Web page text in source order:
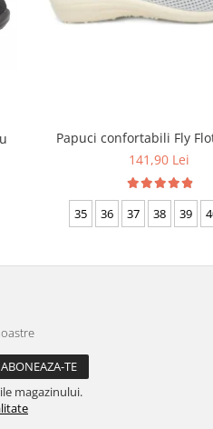
Papuci confortabili Fly
141,90 Lei
35 36 37 38 39
magazinului.